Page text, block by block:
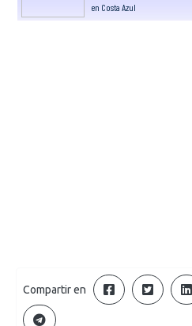
en Costa Azul
Compartir en